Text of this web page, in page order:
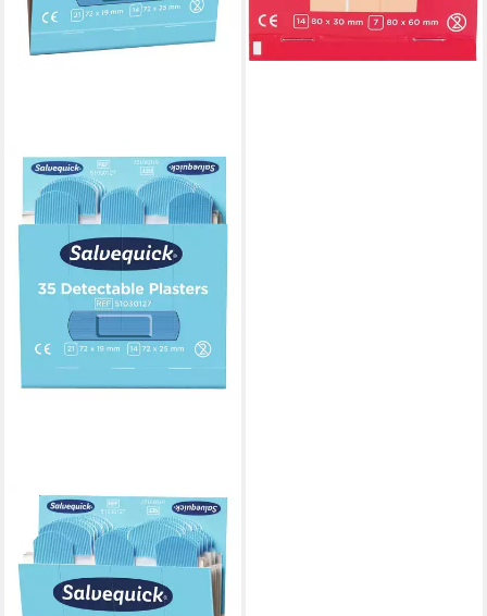
SALVEQUICK®
Erste-Hilfe-Set,
Nachfüllpackungen 6 x 35
Pflaster detektierbar
ab 56,98 €